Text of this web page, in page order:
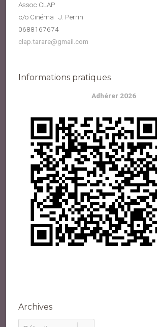
Assoc CLAP
c/o Cinéma J. Perrin
0688167674
clap.tarare@gmail.com
Informations pratiques
Adhérer 2026
Archives
Archives